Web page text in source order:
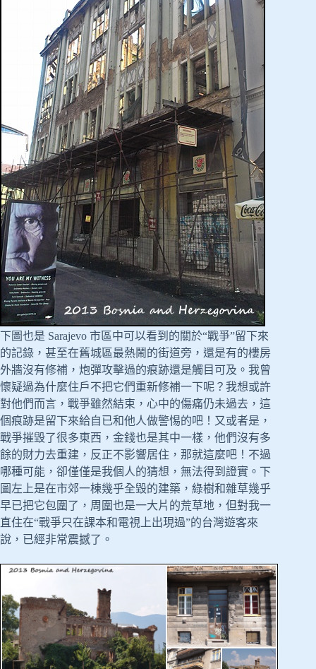
下圖也是 Sarajevo 市區中可以看到的關於“戰爭”留下來
的記錄，甚至在舊城區最熱鬧的街道旁，還是有的樓房
外牆沒有修補，炮彈攻擊過的痕跡還是觸目可及。我曾
懷疑過為什麼住戶不把它們重新修補一下呢？我想或許
對他們而言，戰爭雖然結束，心中的傷痛仍未過去，這
個痕跡是留下來給自已和他人做警惕的吧！又或者是，
戰爭摧毀了很多東西，金錢也是其中一樣，他們沒有多
餘的財力去重建，反正不影響居住，那就這麼吧！不過
哪種可能，卻僅僅是我個人的猜想，無法得到證實。下
圖左上是在市郊一棟幾乎全毀的建築，綠樹和雜草幾乎
早已把它包圍了，周圍也是一大片的荒草地，但對我一
直住在“戰爭只在課本和電視上出現過”的台灣遊客來
說，已經非常震撼了。